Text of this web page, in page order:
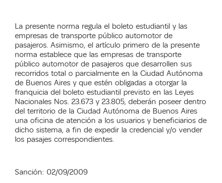
La presente norma regula el boleto estudiantil y las
empresas de transporte público automotor de
pasajeros. Asimismo, el artículo primero de la presente
norma establece que las empresas de transporte
público automotor de pasajeros que desarrollen sus
recorridos total o parcialmente en la Ciudad Autónoma
de Buenos Aires y que estén obligadas a otorgar la
franquicia del boleto estudiantil previsto en las Leyes
Nacionales Nos. 23.673 y 23.805, deberán poseer dentro
del territorio de la Ciudad Autónoma de Buenos Aires
una oficina de atención a los usuarios y beneficiarios de
dicho sistema, a fin de expedir la credencial y/o vender
los pasajes correspondientes.
Sanción: 02/09/2009